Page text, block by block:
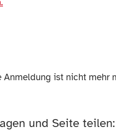
Anmeldung ist nicht mehr
und Seite teilen: